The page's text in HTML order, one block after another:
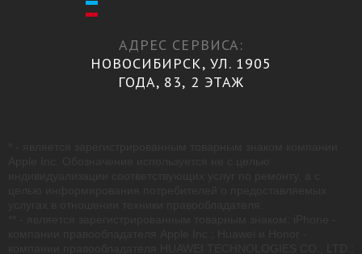
АДРЕС СЕРВИСА:
НОВОСИБИРСК, УЛ. 1905
ГОДА, 83, 2 ЭТАЖ